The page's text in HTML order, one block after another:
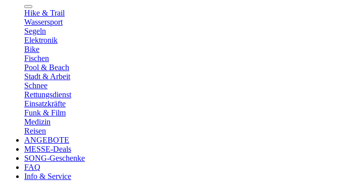
Hike & Trail
Wassersport
Segeln
Elektronik
Bike
Fischen
Pool & Beach
Stadt & Arbeit
Schnee
Rettungsdienst
Einsatzkräfte
Funk & Film
Medizin
Reisen
ANGEBOTE
MESSE-Deals
SONG-Geschenke
FAQ
Info & Service